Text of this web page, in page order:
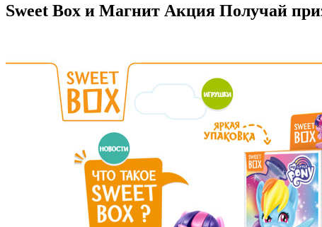
Sweet Box и Магнит Акция Получай